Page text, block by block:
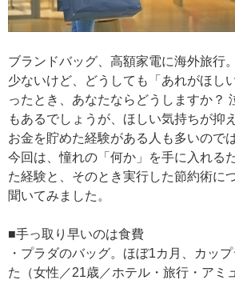
ブランドバッグ、高額家電に海外旅行
少ないけど、どうしても「あれがほし
ったとき、あなたならどうしますか？
もあるでしょうが、ほしい気持ちが抑
お金を貯めた経験がある人も多いので
今回は、憧れの「何か」を手に入れる
た経験と、そのとき実行した節約術に
聞いてみました。
■手っ取り早いのは食費
・プラダのバッグ。ほぼ1カ月、カッ
た（女性／21歳／ホテル・旅行・アミ